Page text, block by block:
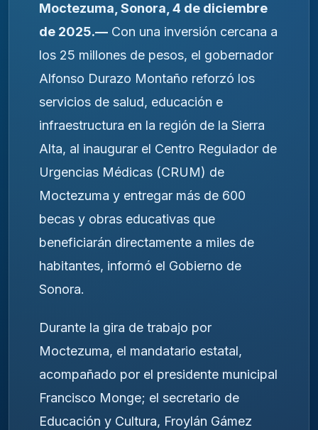
Moctezuma, Sonora, 4 de diciembre
de 2025.— Con una inversión cercana a
los 25 millones de pesos, el gobernador
Alfonso Durazo Montaño reforzó los
servicios de salud, educación e
infraestructura en la región de la Sierra
Alta, al inaugurar el Centro Regulador de
Urgencias Médicas (CRUM) de
Moctezuma y entregar más de 600
becas y obras educativas que
beneficiarán directamente a miles de
habitantes, informó el Gobierno de
Sonora.
Durante la gira de trabajo por
Moctezuma, el mandatario estatal,
acompañado por el presidente municipal
Francisco Monge; el secretario de
Educación y Cultura, Froylán Gámez